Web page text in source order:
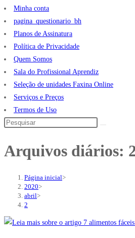
Minha conta
pagina_questionario_bh
Planos de Assinatura
Política de Privacidade
Quem Somos
Sala do Profissional Aprendiz
Seleção de unidades Faxina Online
Serviços e Preços
Termos de Uso
Arquivos diários:
Página inicial>
2020>
abril>
2